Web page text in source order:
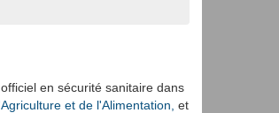
en sécurité sanitaire dans
et de l'Alimentation, et